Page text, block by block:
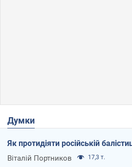
Думки
Як протидіяти російській
Віталій Портников 17,3 т.